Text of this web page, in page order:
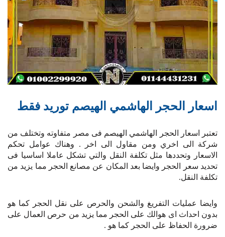
اسعار الحجر الهاشمي الهيصم توريد فقط
تعتبر اسعار الحجر الهاشمي الهيصم فى مصر متفاوته وتختلف من
شركة الى اخري ومن مقاول الى اخر . وهناك عوامل تحكم
الاسعار وتحددها مثل تكلفة النقل والتي تشكل عاملا اساسيا فى
تحديد سعر الحجر وايضا بعد المكان عن مصانع الحجر مما يزيد من
تكلفة النقل.
وايضا عمليات التفريغ والشحن والحرص على نقل الحجر كما هو
بدون احداث اى هوالك على الحجر مما يزيد من حرص العمال على
ضرورة الحفاظ على الحجر كما هو .